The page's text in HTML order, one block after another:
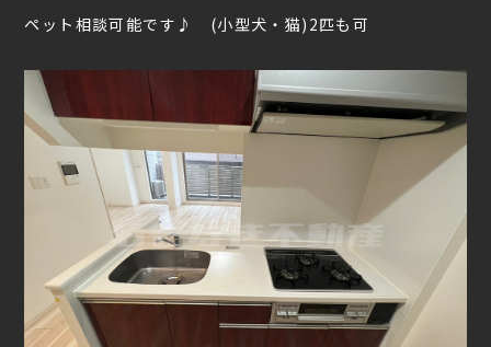
ペット相談可能です♪ (小型犬・猫)2匹も可